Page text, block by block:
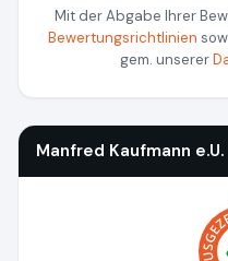
Mit der Abgabe Ihrer
Bewertungsrichtlinien
gem. unserer
Manfred Kaufmann e.U.